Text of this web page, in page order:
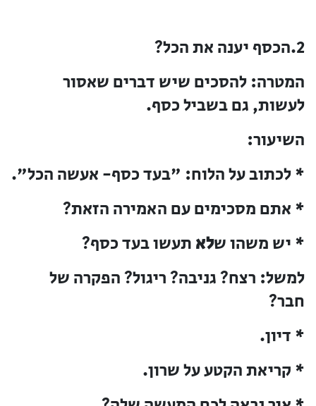
2.הכסף יענה את הכל?
המטרה: להסכים שיש דברים שאסור
לעשות, גם בשביל כסף.
השיעור:
* לכתוב על הלוח: "בעד כסף- אעשה הכל".
* אתם מסכימים עם האמירה הזאת?
* יש משהו שלא תעשו בעד כסף?
למשל: רצח? גניבה? ריגול? הפקרה של
חבר?
* דיון.
* קריאת הקטע על שרון.